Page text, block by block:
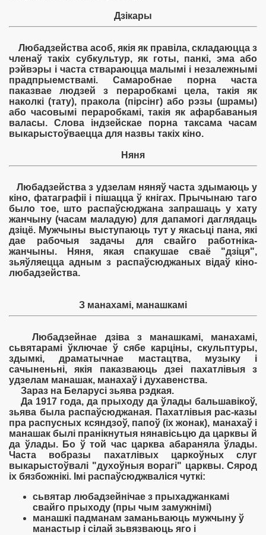
Дзікары
Любадзейства асоб, якія як правіла, складаюцца з
членаў такіх субкультур, як готы, панкі, эма або
рэйвэры і часта ствараюцца малымі і незалежнымі
прадпрыемствамі. Самаробнае порна часта
паказвае людзей з пераробкамі цела, такія як
наколкі (тату), пракола (пірсінг) або рэзы (шрамы)
або часовымі пераробкамі, такія як афарбаваныя
валасы. Слова індзейскае порна таксама часам
выкарыстоўваецца для назвы такіх кіно.
Няня
Любадзейства з удзелам няняў часта здымаюць у
кіно, фатаграфіі і пішацца ў кнігах. Прычынаю таго
было тое, што распаўсюджана запрашаць у хату
жанчыну (часам маладую) для дапамогі даглядаць
дзіцё. Мужчыны выступаюць тут у якасьці пана, які
дае рабочыя задачы для свайго работніка-
жанчыны. Няня, якая спакушае сваё "дзіця",
зьяўляецца адным з распаўсюджаных відаў кіно-
любадзейства.
З манахамі, манашкамі
Любадзейнае дзіва з манашкамі, манахамі,
сьвятарамі ўключае ў сябе карціны, скульптуры,
здымкі, драматычнае мастацтва, музыку і
сачыненьні, якія паказваюць дзеі пахатлівыя з
удзелам манашак, манахаў і духавенства.
Зараз на Беларусі зьява рэдкая.
Да 1917 года, да прыходу да ўлады бальшавікоў,
зьява была распаўсюджаная. Пахатлівыя рас-казы
пра распусных ксяндзоў, папоў (іх жонак), манахаў і
манашак былі пранікнутыя нянавісьцю да царквы й
да ўлады. Бо ў той час царква абараняла ўлады.
Часта вобразы пахатлівых царкоўных слуг
выкарыстоўвалі "духоўныя ворагі" царквы. Сярод
іх бязбожнікі. Імі распаўсюджваліся чуткі:
сьвятар любадзейнічае з прыхаджанкамі
свайго прыходу (пры чым замужнімі)
манашкі падманам заманьваюць мужчыну ў
манастыр і сілай зьвязваюць яго і